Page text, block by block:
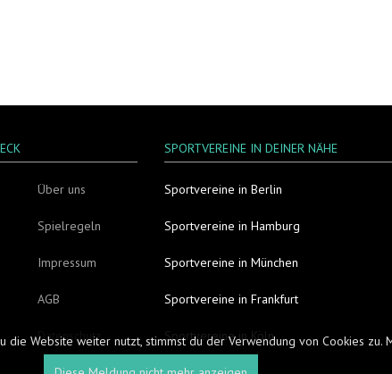
Über uns
Spielregeln
Impressum
AGB
Datenschutz
SPORTVEREINE IN DEINER NÄHE
Sportvereine in Berlin
Sportvereine in Hamburg
Sportvereine in München
Sportvereine in Frankfurt
Sportvereine in Köln
die Website weiter nutzt, stimmst du der Verwendung von Cookies zu.